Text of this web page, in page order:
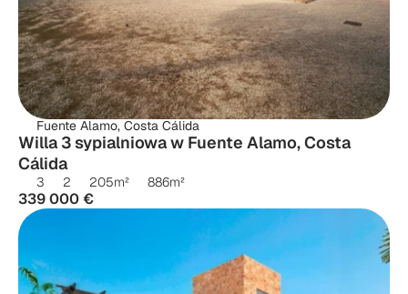
Fuente Alamo, Costa Cálida
Willa 3 sypialniowa w Fuente Alamo, Costa
Cálida
3 2 205m² 886m²
339 000 €